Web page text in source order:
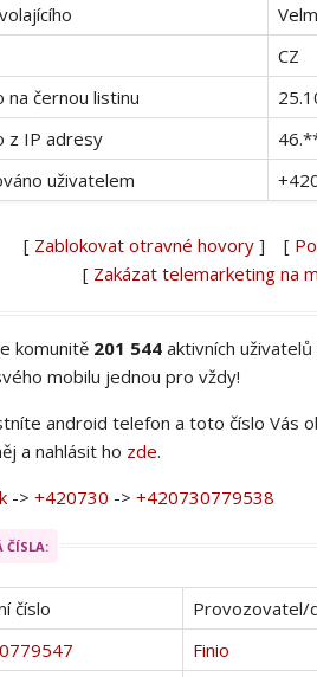
CZ
na černou listinu
z IP adresy
uživatelem
[ Zablokovat otravné hovory] [
[ Zakázat telemarketing na
komunitě 201 544 aktivních
mobilu jednou pro vždy!
android telefon a toto číslo Vás
a nahlásit ho zde.
-> +420730 -> +420730779538
ČÍSLA:
číslo
Provozovatel/
Finio